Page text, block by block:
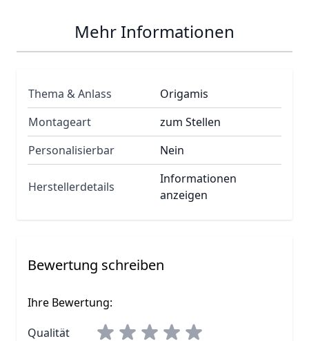
Mehr Informationen
Thema & Anlass
Origamis
Montageart
zum Stellen
Personalisierbar
Nein
Herstellerdetails
Informationen
anzeigen
Bewertung schreiben
Ihre Bewertung:
Qualität